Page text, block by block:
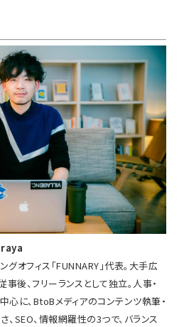
オフィス「FUNNARY」代表。大手広
後、フリーランスとして独立。人事・
心に、BtoBメディアのコンテンツ執筆・
SEO、情報網羅性の3つで、バランス